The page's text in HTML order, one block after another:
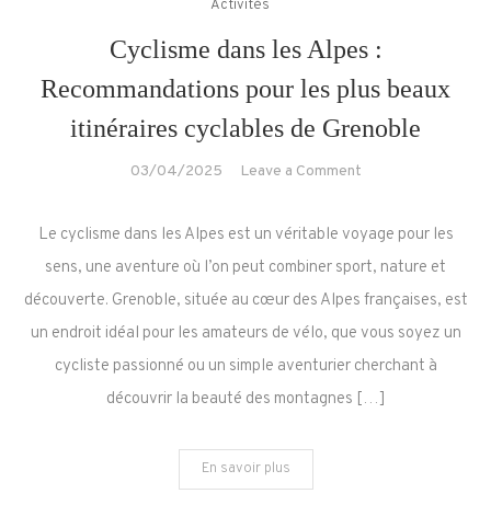
Activités
Cyclisme dans les Alpes :
Recommandations pour les plus beaux
itinéraires cyclables de Grenoble
03/04/2025 Leave a Commenton
Alpes
Recommandations
pour
les
Le cyclisme dans les Alpes est un véritable voyage pour les
sens, une aventure où l’on peut combiner sport, nature et
découverte. Grenoble, située au cœur des Alpes françaises, est
un endroit idéal pour les amateurs de vélo, que vous soyez un
cycliste passionné ou un simple aventurier cherchant à
découvrir la beauté des montagnes […]
En savoir plus